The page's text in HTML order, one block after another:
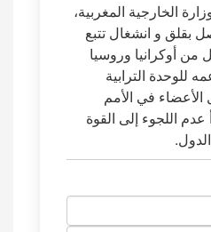
الخارجية المغربية،
بقلق و انشغال تتبع
أوكرانيا وروسيا
للوحدة الترابية
الأعضاء في الأمم
عدم اللجوء إلى القوة